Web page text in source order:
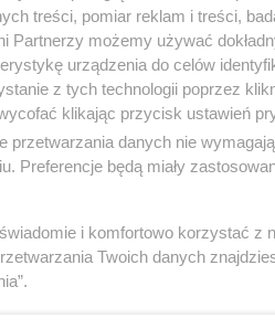
W sali fitness na
klimat. Wskazany
a na 20:30 grupa
zajęć AQUA LONG.
treści, pomiar reklam i treści,
Partnerzy możemy używać
urządzenia do celów
z tych technologii poprzez
klikając przycisk ustawień
przetwarzania danych nie
Preferencje będą miały
i komfortowo korzystać z
Twoich danych